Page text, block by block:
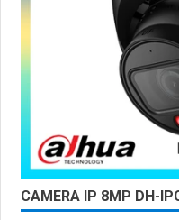
CAMERA IP 8MP DH-